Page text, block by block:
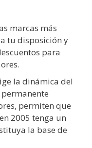
marcas más
tu disposición y
para
la dinámica del
permiten que
2005 tenga un
la base de